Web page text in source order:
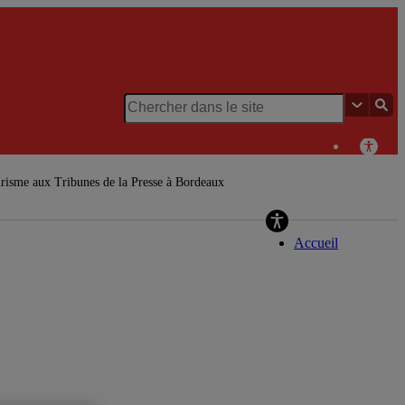
aux Tribunes de la Presse à Bordeaux
Accueil